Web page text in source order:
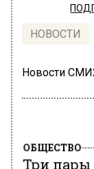
НОВОСТИ
Новости
ОБЩЕСТВО
Три пары